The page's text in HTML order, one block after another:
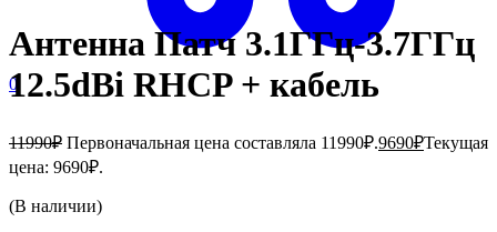
0
Антенна Патч 3.1ГГц-3.7ГГц
12.5dBi RHCP + кабель
11990₽ Первоначальная цена составляла 11990₽.9690₽Текущая
цена: 9690₽.
(В наличии)